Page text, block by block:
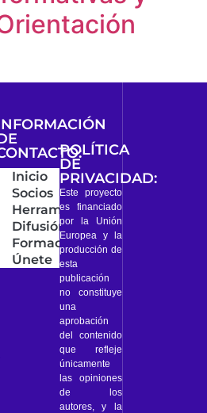
Inicio
Socios
Herramientas
Difusión
Formación
Únete
POLÍTICA
DE
PRIVACIDAD:
Este proyecto
es financiado
por la Unión
Europea y la
producción de
esta
publicación
no constituye
una
aprobación
del contenido
que refleje
únicamente
las opiniones
de los
autores, y la